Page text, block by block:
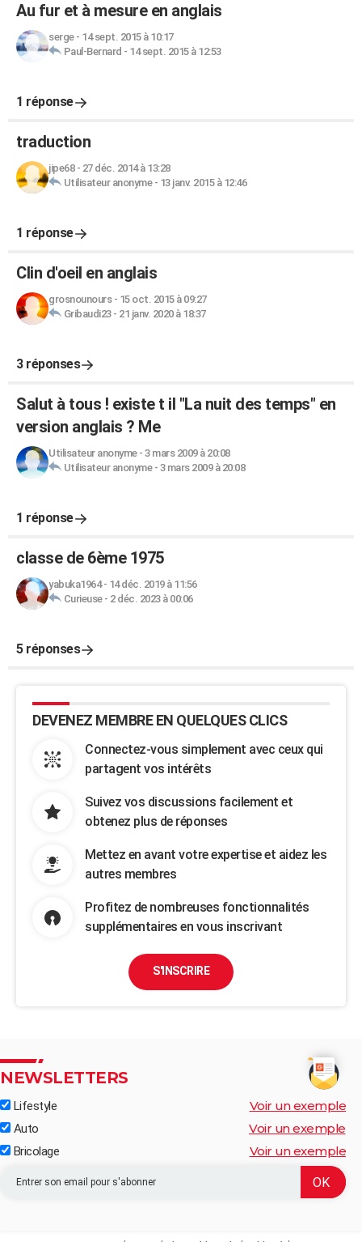
Au fur et à mesure en anglais
serge- 14 sept. 2015 à 10:17
Paul-Bernard - 14 sept. 2015 à 12:53
1 réponse
traduction
jipe68- 27 déc. 2014 à 13:28
Utilisateur anonyme- 13 janv. 2015 à 12:46
1 réponse
Clin d'oeil en anglais
grosnounours- 15 oct. 2015 à 09:27
Gribaudi23- 21 janv. 2020 à 18:37
3 réponses
Salut à tous ! existe t il "La nuit des temps" en
version anglais ? Me
Utilisateur anonyme- 3 mars 2009 à 20:08
Utilisateur anonyme- 3 mars 2009 à 20:08
1 réponse
classe de 6ème 1975
yabuka1964- 14 déc. 2019 à 11:56
Curieuse- 2 déc. 2023 à 00:06
5 réponses
DEVENEZ MEMBRE EN QUELQUES CLICS
Connectez-vous simplement avec ceux qui
partagent vos intérêts
Suivez vos discussions facilement et
obtenez plus de réponses
Mettez en avant votre expertise et aidez les
autres membres
Profitez de nombreuses fonctionnalités
supplémentaires en vous inscrivant
S'INSCRIRE
NEWSLETTERS
Lifestyle Voir un exemple
Auto Voir un exemple
Bricolage Voir un exemple